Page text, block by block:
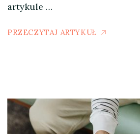
artykule …
PRZECZYTAJ ARTYKUŁ